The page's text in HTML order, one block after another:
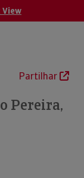
Partilhar
Pereira,